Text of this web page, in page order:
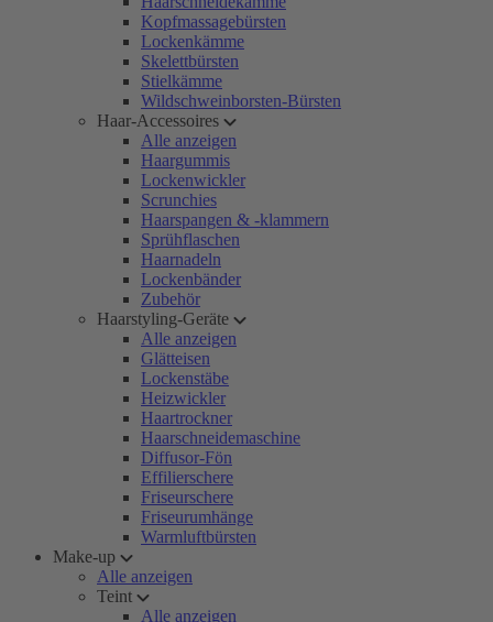
Kopfmassagebürsten
Lockenkämme
Skelettbürsten
Stielkämme
Wildschweinborsten-Bürsten
Haar-Accessoires
Alle anzeigen
Haargummis
Lockenwickler
Scrunchies
Haarspangen & -klammern
Sprühflaschen
Haarnadeln
Lockenbänder
Zubehör
Haarstyling-Geräte
Alle anzeigen
Glätteisen
Lockenstäbe
Heizwickler
Haartrockner
Haarschneidemaschine
Diffusor-Fön
Effilierschere
Friseurschere
Friseurumhänge
Warmluftbürsten
Make-up
Alle anzeigen
Teint
Alle anzeigen